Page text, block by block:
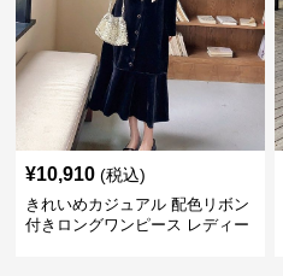
¥10,910 (税込)
きれいめカジュアル 配色リボン
付きロングワンピース レディー